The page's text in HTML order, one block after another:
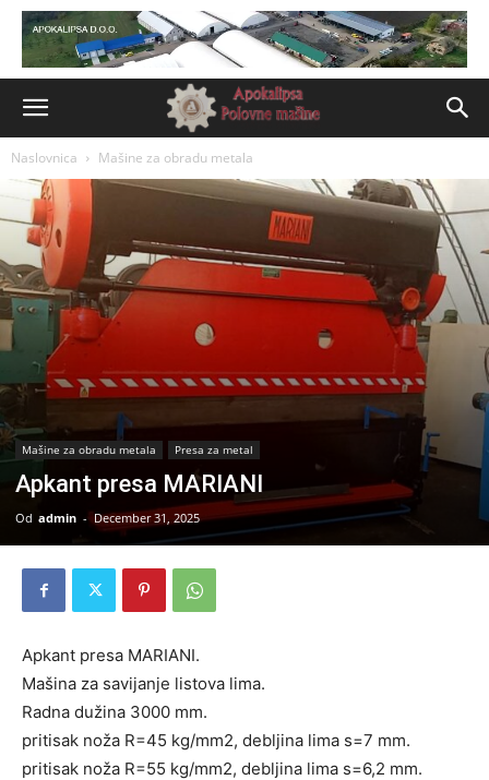
Naslovnica Mašine za obradu metala
Mašine za obradu metala Presa za metal
Apkant presa MARIANI
Od admin - December 31, 2025
Apkant presa MARIANI.
Mašina za savijanje listova lima.
Radna dužina 3000 mm.
pritisak noža R=45 kg/mm2, debljina lima s=7 mm.
pritisak noža R=55 kg/mm2, debljina lima s=6,2 mm.